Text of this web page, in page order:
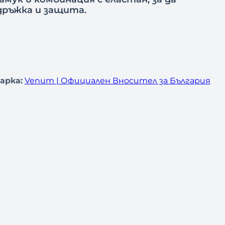
и защита.
Venum | Официален Вносител за България